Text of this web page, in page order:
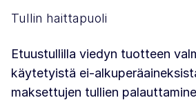
Tullin haittapuoli
Etuustullilla viedyn tuotteen
käytetyistä ei-
maksettujen tullien